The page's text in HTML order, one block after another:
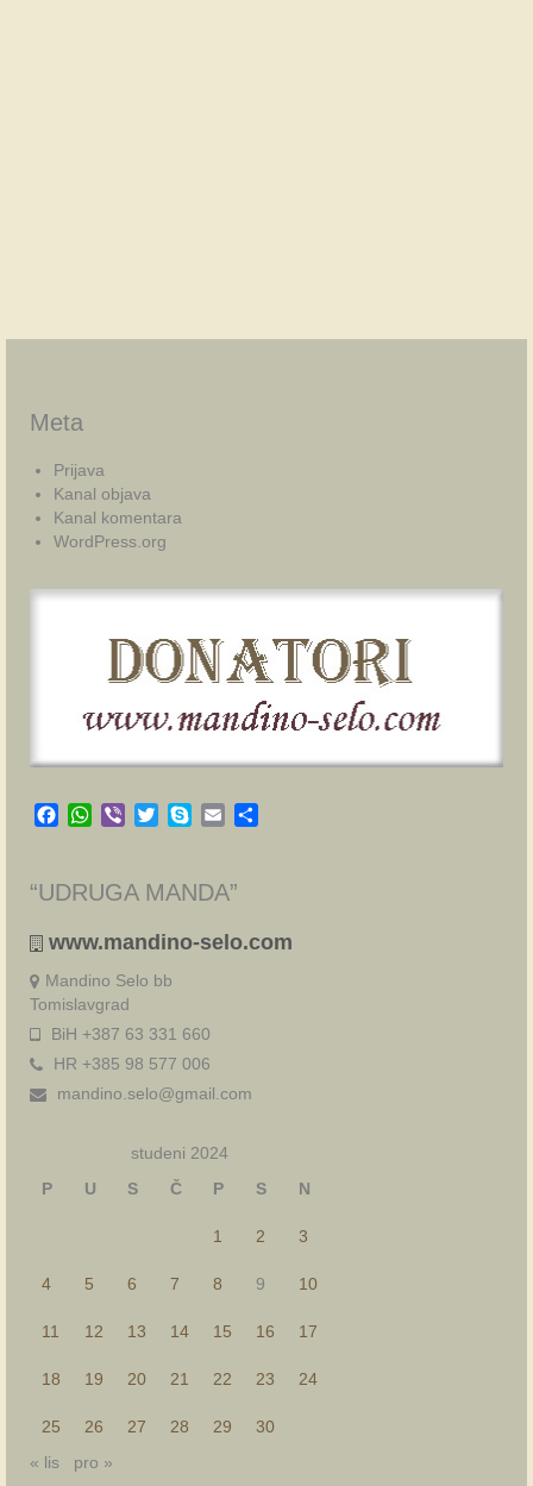
Meta
Prijava
Kanal objava
Kanal komentara
WordPress.org
Facebook
WhatsApp
Viber TwitterSkypeEmail
“UDRUGA MANDA”
www.mandino-selo.com
Mandino Selo bb
Tomislavgrad
BiH +387 63 331 660
HR +385 98 577 006
mandino.selo@gmail.com
studeni 2024
P
U S Č P S N
1 2 3
4 5 6 7 8 9 10
11 12 13 14 15 16 17
18 19 20 21 22 23 24
25 26 27 28 29
30
« lis
pro »